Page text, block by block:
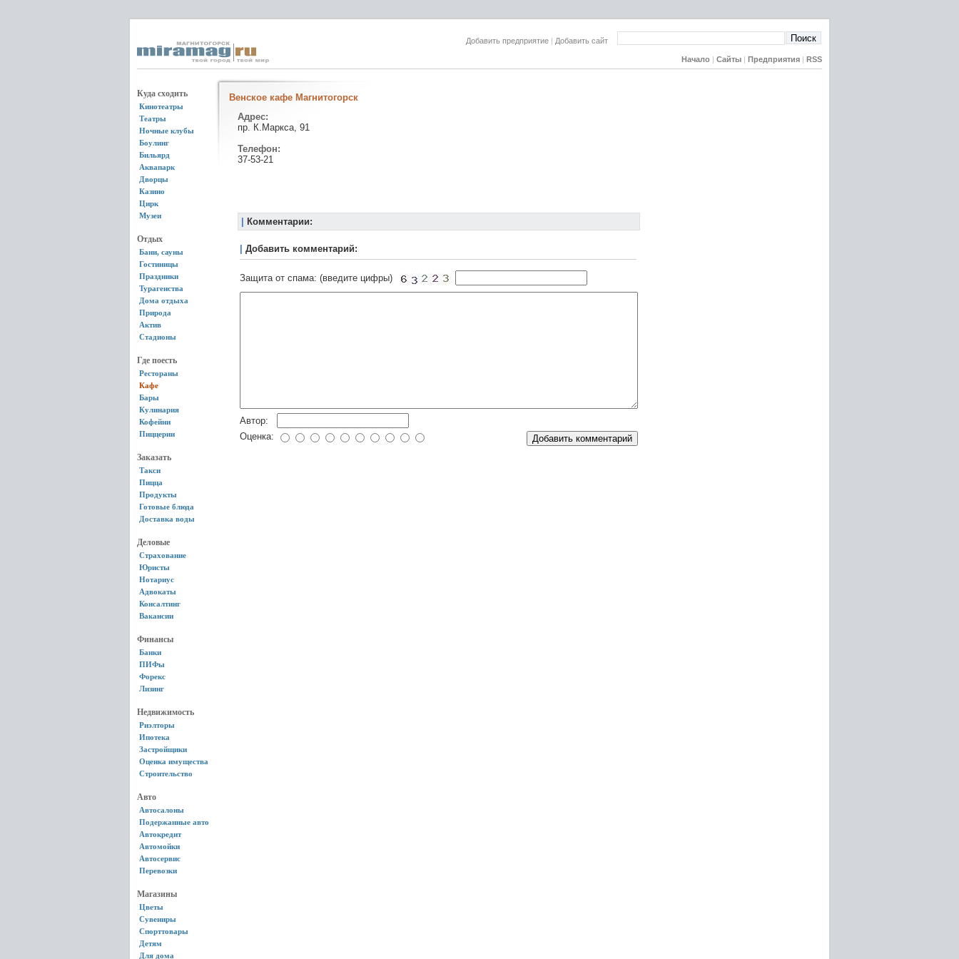
Добавить предприятие | Добавить сайт
Начало Сайты Предприятия RSS
Куда сходить
Кинотеатры
Театры
Ночные клубы
Боулинг
Бильярд
Аквапарк
Дворцы
Казино
Цирк
Музеи
Отдых
Бани, сауны
Гостиницы
Праздники
Турагенства
Дома отдыха
Природа
Актив
Стадионы
Где поесть
Рестораны
Кафе
Бары
Кулинария
Кофейни
Пиццерии
Заказать
Такси
Пицца
Продукты
Готовые блюда
Доставка воды
Деловые
Страхование
Юристы
Нотариус
Адвокаты
Консалтинг
Вакансии
Финансы
Банки
ПИФы
Форекс
Лизинг
Недвижимость
Риэлторы
Ипотека
Застройщики
Оценка имущества
Строительство
Авто
Автосалоны
Подержанные авто
Автокредит
Автомойки
Автосервис
Перевозки
Магазины
Цветы
Сувениры
Спорттовары
Детям
Для дома
Венское кафе Магнитогорск
Адрес:
пр. К.Маркса, 91
Телефон:
37-53-21
Комментарии:
Добавить комментарий:
Защита от спама: (введите цифры)
Автор:
Оценка: